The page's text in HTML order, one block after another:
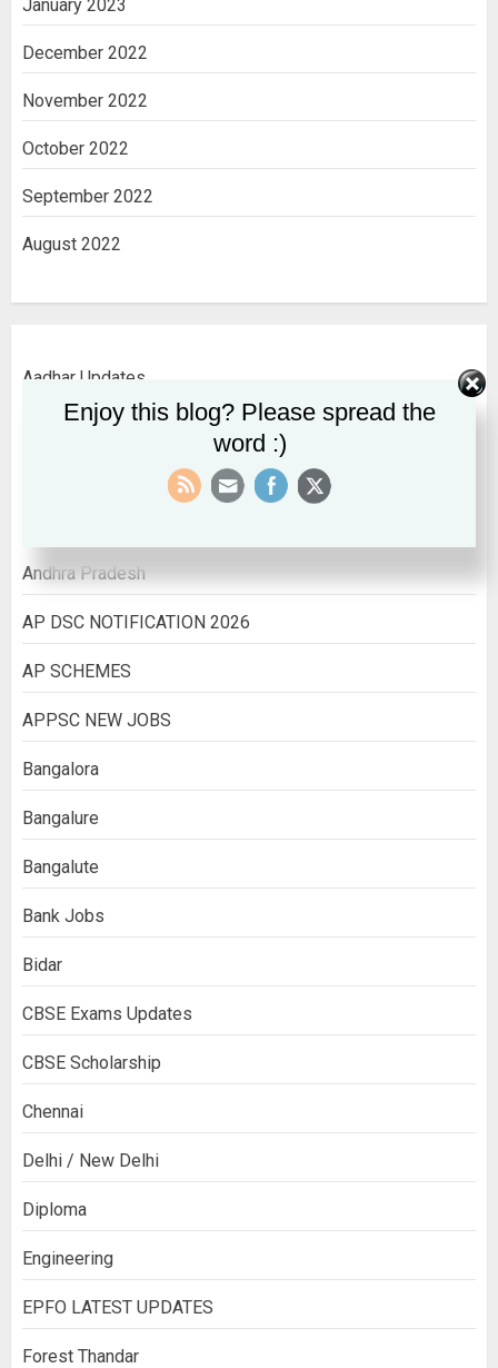
January 2023
December 2022
November 2022
October 2022
September 2022
August 2022
Aadhar Updates
AADHAR UPDATES
ALL INDIA INFORMATION
Andhra Pradesh
AP DSC NOTIFICATION 2026
AP SCHEMES
APPSC NEW JOBS
Bangalora
Bangalure
Bangalute
Bank Jobs
Bidar
CBSE Exams Updates
CBSE Scholarship
Chennai
Delhi / New Delhi
Diploma
Engineering
EPFO LATEST UPDATES
Forest Thandar
Enjoy this blog? Please spread the
word :)